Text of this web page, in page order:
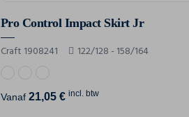
Pro Control Impact Skirt Jr
Craft 1908241 122/128 - 158/164
Vanaf 21,05 € incl. btw